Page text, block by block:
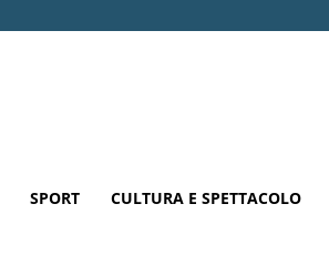
SPORT CULTURA E SPETTACOLO